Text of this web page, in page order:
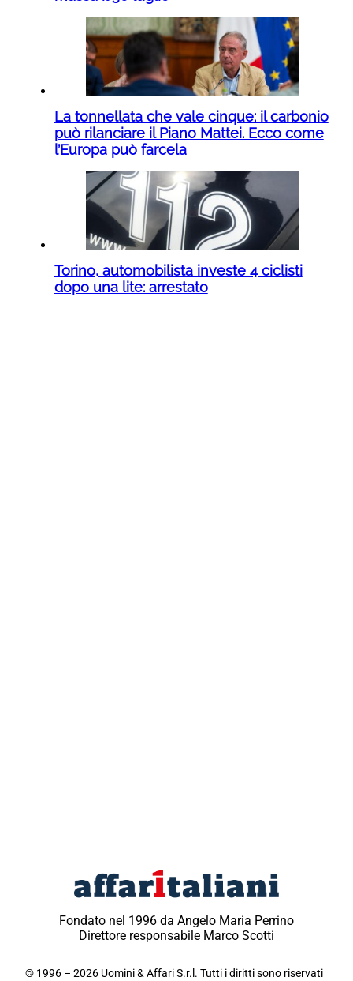
La tonnellata che vale cinque: il carbonio
può rilanciare il Piano Mattei. Ecco come
l’Europa può farcela
Torino, automobilista investe 4 ciclisti
dopo una lite: arrestato
Fondato nel 1996 da Angelo Maria Perrino
Direttore responsabile Marco Scotti
© 1996 – 2026 Uomini & Affari S.r.l. Tutti i diritti sono riservati